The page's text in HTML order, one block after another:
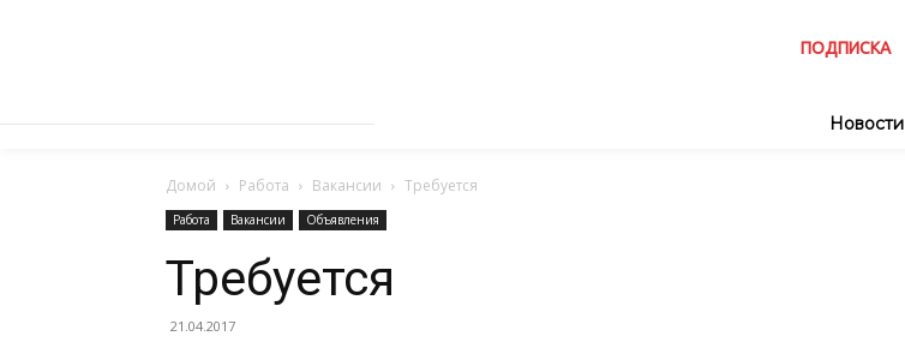
ПОДПИСКА
Новости
Домой Работа Вакансии Требуется
Работа Вакансии Объявления
Требуется
21.04.2017